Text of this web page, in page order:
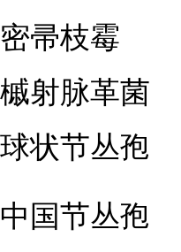
密帚枝霉
槭射脉革菌
球状节丛孢
中国节丛孢